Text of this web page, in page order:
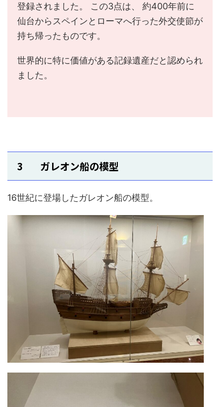
登録されました。 この3点は、 約400年前に
仙台からスペインとローマへ行った外交使節が
持ち帰ったものです。
世界的に特に価値がある記録遺産だと認められ
ました。
3 ガレオン船の模型
16世紀に登場したガレオン船の模型。